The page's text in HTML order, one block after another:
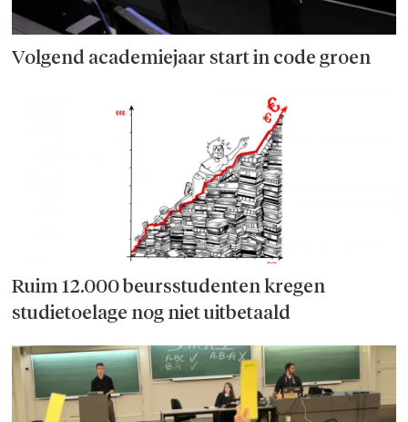
Volgend academiejaar start in code groen
Ruim 12.000 beursstudenten kregen
studietoelage nog niet uitbetaald